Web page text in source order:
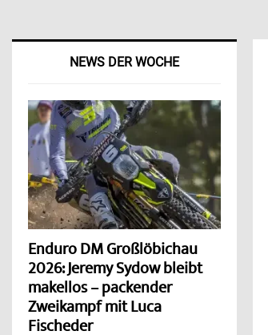
NEWS DER WOCHE
Enduro DM Großlöbichau
2026: Jeremy Sydow bleibt
makellos – packender
Zweikampf mit Luca
Fischeder